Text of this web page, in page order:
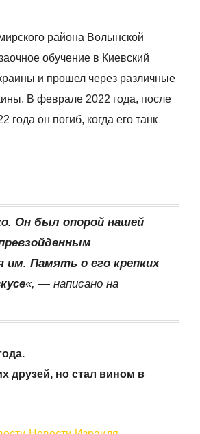
района Волынской
обучение в Киевский
и прошел через различные
В феврале 2022 года, после
он погиб, когда его танк
Он был опорой нашей
им. Память о его крепких
«, — написано на
друзей, но стал вином в